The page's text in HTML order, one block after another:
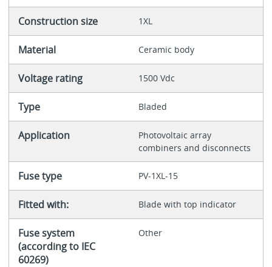
Construction size 1XL
Material Ceramic body
Voltage rating 1500 Vdc
Type Bladed
Application
Photovoltaic array
combiners and disconnects
Fuse type PV-1XL-15
Fitted with: Blade with top indicator
Fuse system
(according to IEC
60269)
Other